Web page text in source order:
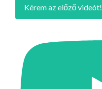
Kérem az előző videót!